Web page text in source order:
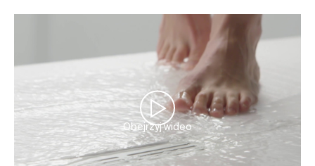
Obejrzyj wideo